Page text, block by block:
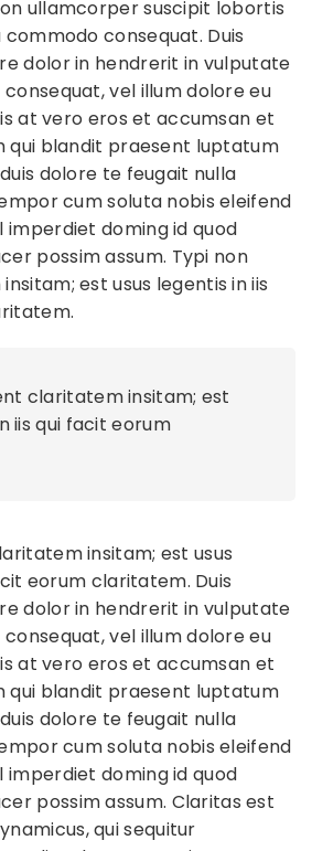
ullamcorper suscipit lobortis
commodo consequat. Duis
dolor in hendrerit in vulputate
vel illum dolore eu
at vero eros et accumsan et
qui blandit praesent luptatum
dolore te feugait nulla
cum soluta nobis eleifend
imperdiet doming id quod
possim assum. Typi non
est usus legentis in iis
claritatem insitam; est
iis qui facit eorum
insitam; est usus
eorum claritatem. Duis
dolor in hendrerit in vulputate
vel illum dolore eu
at vero eros et accumsan et
qui blandit praesent luptatum
dolore te feugait nulla
cum soluta nobis eleifend
imperdiet doming id quod
possim assum. Claritas est
qui sequitur